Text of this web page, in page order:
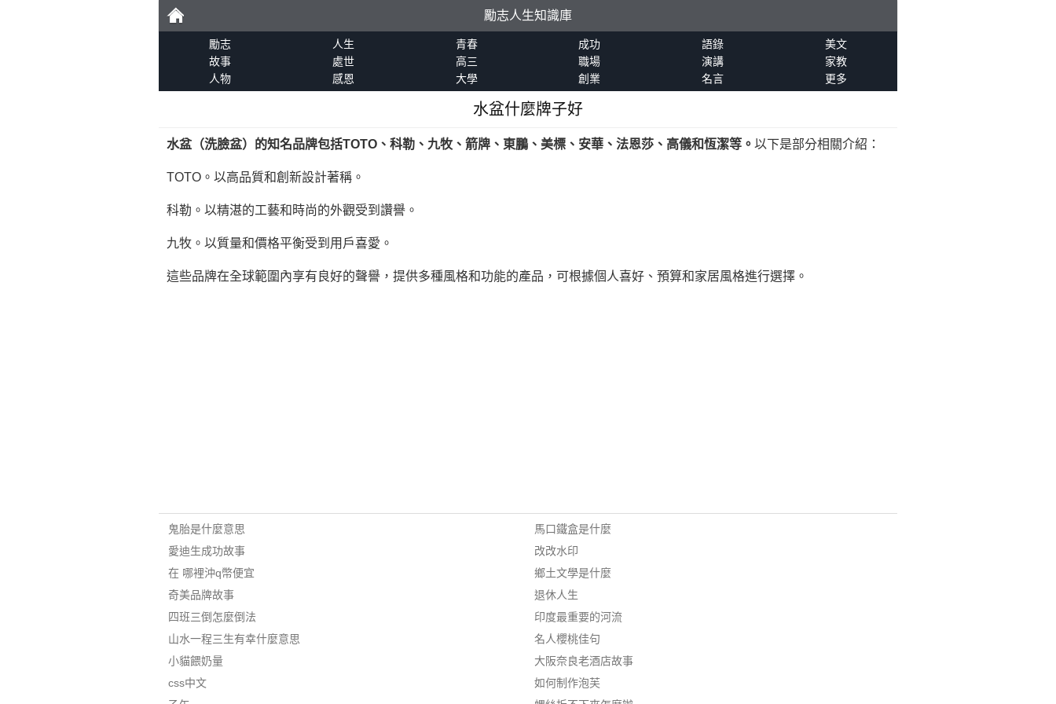
勵
勵志人生知識庫
勵志 人生 青春 成功 語錄
美文
故事
處世 高三 職場 演講
家教
人物
感恩 大學 創業 名言 更多
水盆什麼牌子好
水盆（洗臉盆）的知名品牌包括TOTO、科勒、九牧、箭牌、東鵬、美標、安華、法恩莎、高儀和恆潔等。 以下是部分相關介紹：
TOTO。以高品質和創新設計著稱。
科勒。以精湛的工藝和時尚的外觀受到讚譽。
九牧。以質量和價格平衡受到用戶喜愛。
這些品牌在全球範圍內享有良好的聲譽，提供多種風格和功能的產品，可根據個人喜好、預算和家居風格進行選擇。
鬼胎是什麼意思
愛迪生成功故事
在 哪裡沖q幣便宜
奇美品牌故事
四班三倒怎麼倒法
山水一程三生有幸什麼意思
小貓餵奶量
css中文
馬口鐵盒是什麼
改改水印
鄉土文學是什麼
退休人生
印度最重要的河流
名人櫻桃佳句
大阪奈良老酒店故事
如何制作泡芙